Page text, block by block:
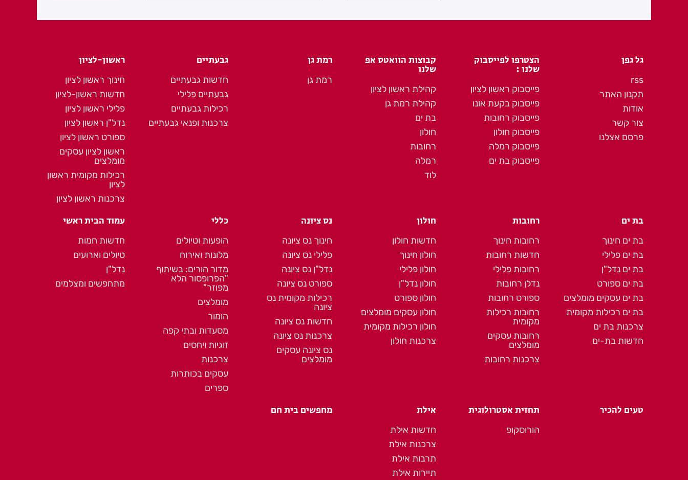
גל גפן
rss
תקנון האתר
אודות
צור קשר
פרסם אצלנו
הצטרפו לפייסבוק
שלנו :
פייסבוק ראשון לציון
פייסבוק בקעת אונו
פייסבוק רחובות
פייסבוק חולון
פייסבוק רמלה
פייסבוק בת ים
קבוצות הוואטס אפ
שלנו
קהילת ראשון לציון
קהילת רמת גן
בת ים
חולון
רחובות
רמלה
לוד
רמת גן
רמת גן
גבעתיים
חדשות גבעתיים
גבעתיים פלילי
רכילות גבעתיים
צרכנות ופנאי גבעתיים
ראשון-לציון
חינוך ראשון לציון
חדשות ראשון-לציון
פלילי ראשון לציון
נדל"ן ראשון לציון
ספורט ראשון לציון
ראשון לציון עסקים
מומלצים
רכילות מקומית ראשון
לציון
צרכנות ראשון לציון
בת ים
בת ים חינוך
בת ים פלילי
בת ים נדל"ן
בת ים ספורט
בת ים עסקים מומלצים
בת ים רכילות מקומית
צרכנות בת ים
חדשות בת-ים
רחובות
רחובות חינוך
חדשות רחובות
רחובות פלילי
נדלן רחובות
ספורט רחובות
רחובות רכילות
מקומית
רחובות עסקים
מומלצים
צרכנות רחובות
חולון
חדשות חולון
חולון חינוך
חולון פלילי
חולון נדל"ן
חולון ספורט
חולון עסקים מומלצים
חולון רכילות מקומית
צרכנות חולון
נס ציונה
חינוך נס ציונה
פלילי נס ציונה
נדל"ן נס ציונה
ספורט נס ציונה
רכילות מקומית נס
ציונה
חדשות נס ציונה
צרכנות נס ציונה
נס ציונה עסקים
מומלצים
כללי
הופעות וטיולים
מלונות ואירוח
מדור הורים: בשיתוף
"הפרופסור הלא
מפוזר"
מומלצים
הומור
מסעדות ובתי קפה
זוגיות ויחסים
צרכנות
עסקים בכותרות
ספרים
עמוד הבית ראשי
חדשות חמות
טיולים וארועים
נדל"ן
מתחפשים ומצלמים
טעים להכיר תחזית אסטרולוגית
הורוסקופ
אילת
חדשות אילת
צרכנות אילת
תרבות אילת
תיירות אילת
מחפשים בית חם